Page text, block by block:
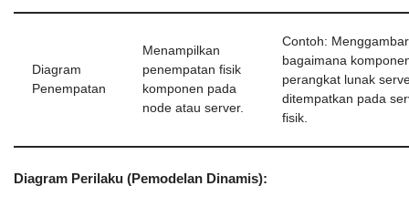
Diagram
Penempatan
Menampilkan
penempatan fisik
komponen pada
node atau server.
Contoh:
bagaimana
perangkat lunak
ditempatkan pada
fisik.
Diagram Perilaku (Pemodelan Dinamis):